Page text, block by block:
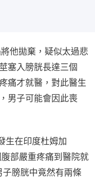
他拋棄，疑似太過悲
塞入膀胱長達三個
痛才就醫，對此醫生
男子可能會因此喪
生在印度杜姆加
部嚴重疼痛到醫院就
膀胱中竟然有兩條